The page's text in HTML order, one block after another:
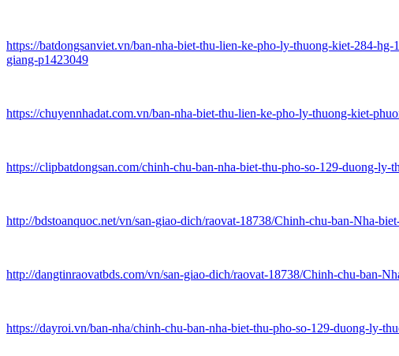
https://batdongsanviet.vn/ban-nha-biet-thu-lien-ke-pho-ly-thuong-kiet-284-
giang-p1423049
https://chuyennhadat.com.vn/ban-nha-biet-thu-lien-ke-pho-ly-thuong-kiet-
https://clipbatdongsan.com/chinh-chu-ban-nha-biet-thu-pho-so-129-duong-
http://bdstoanquoc.net/vn/san-giao-dich/raovat-18738/Chinh-chu-ban-Nha-
http://dangtinraovatbds.com/vn/san-giao-dich/raovat-18738/Chinh-chu-ban-
https://dayroi.vn/ban-nha/chinh-chu-ban-nha-biet-thu-pho-so-129-duong-ly-